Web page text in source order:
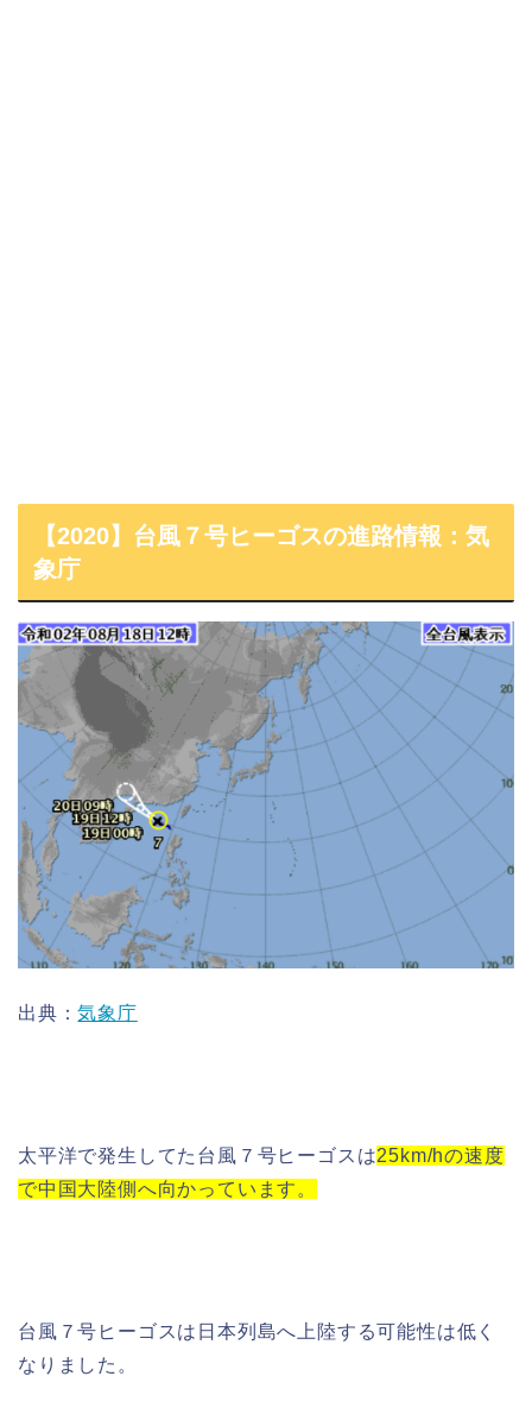
【2020】台風７号ヒーゴスの進路情報：気
象庁
出典：気象庁
太平洋で発生してた 台風７号ヒーゴス は25km/hの速度
で中国大陸側へ向かっています。
台風７号ヒーゴス は日本列島へ上陸する可能性は低く
なりました。